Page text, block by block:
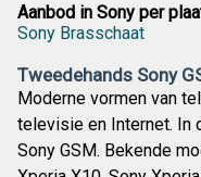
Aanbod in Sony per
Sony Brasschaat
Tweedehands Sony
Moderne vormen van
televisie en Internet. In
Sony GSM. Bekende